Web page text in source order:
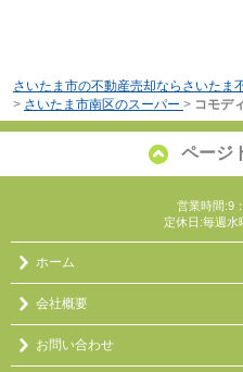
さいたま市の不動産売却ならさいたま
> さいたま市南区のスーパー > コモデ
ページ
営業時間:9
定休日:毎週水
ホーム
会社概要
お問い合わせ